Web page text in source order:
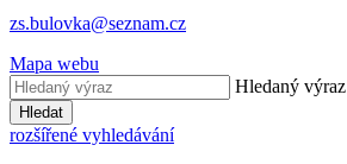
zs.bulovka@seznam.cz
Mapa webu
Hledaný výraz
Hledat
rozšířené vyhledávání